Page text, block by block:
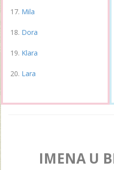
Mila
Dora
Klara
Lara
IMENA U